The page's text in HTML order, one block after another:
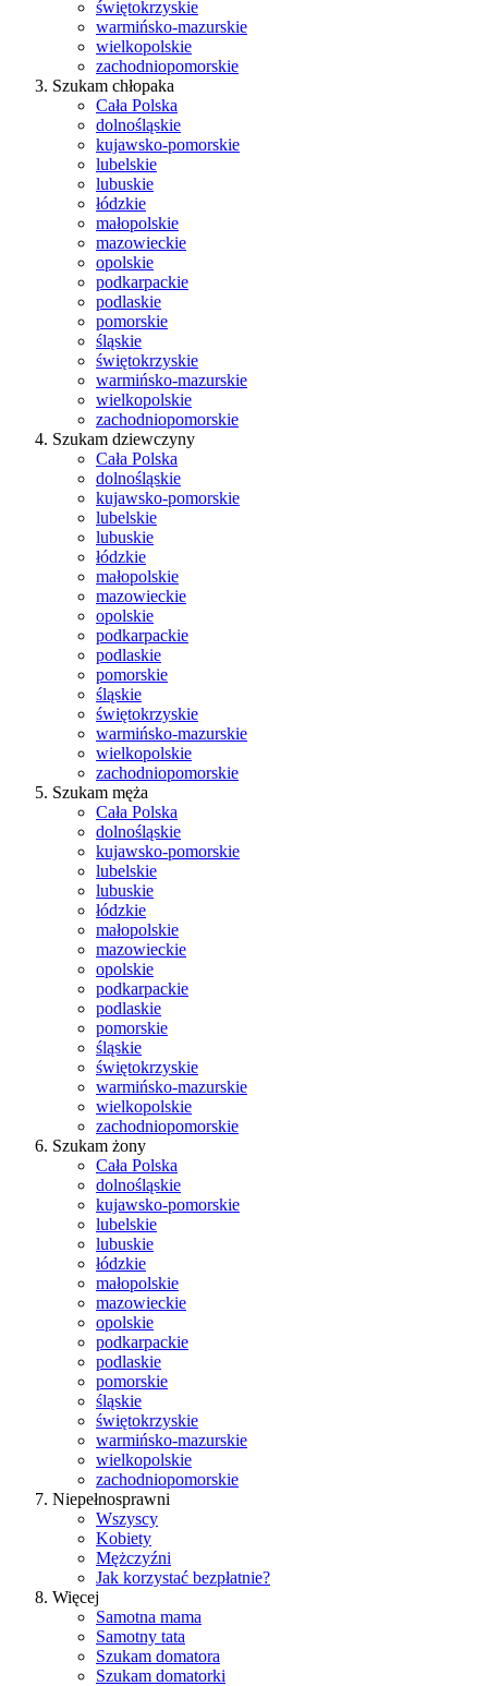
świętokrzyskie
warmińsko-mazurskie
wielkopolskie
zachodniopomorskie
Szukam chłopaka
Cała Polska
dolnośląskie
kujawsko-pomorskie
lubelskie
lubuskie
łódzkie
małopolskie
mazowieckie
opolskie
podkarpackie
podlaskie
pomorskie
śląskie
świętokrzyskie
warmińsko-mazurskie
wielkopolskie
zachodniopomorskie
Szukam dziewczyny
Cała Polska
dolnośląskie
kujawsko-pomorskie
lubelskie
lubuskie
łódzkie
małopolskie
mazowieckie
opolskie
podkarpackie
podlaskie
pomorskie
śląskie
świętokrzyskie
warmińsko-mazurskie
wielkopolskie
zachodniopomorskie
Szukam męża
Cała Polska
dolnośląskie
kujawsko-pomorskie
lubelskie
lubuskie
łódzkie
małopolskie
mazowieckie
opolskie
podkarpackie
podlaskie
pomorskie
śląskie
świętokrzyskie
warmińsko-mazurskie
wielkopolskie
zachodniopomorskie
Szukam żony
Cała Polska
dolnośląskie
kujawsko-pomorskie
lubelskie
lubuskie
łódzkie
małopolskie
mazowieckie
opolskie
podkarpackie
podlaskie
pomorskie
śląskie
świętokrzyskie
warmińsko-mazurskie
wielkopolskie
zachodniopomorskie
Niepełnosprawni
Wszyscy
Kobiety
Mężczyźni
Jak korzystać bezpłatnie?
Więcej
Samotna mama
Samotny tata
Szukam domatora
Szukam domatorki